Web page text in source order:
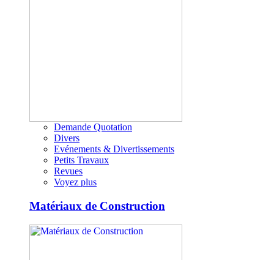
Demande Quotation
Divers
Evénements & Divertissements
Petits Travaux
Revues
Voyez plus
Matériaux de Construction